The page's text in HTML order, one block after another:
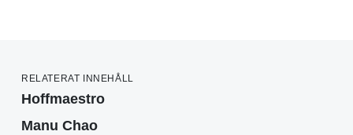
RELATERAT INNEHÅLL
Hoffmaestro
Manu Chao